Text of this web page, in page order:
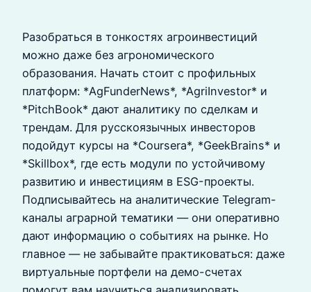
Разобраться в тонкостях агроинвестиций
можно даже без агрономического
образования. Начать стоит с профильных
платформ: *AgFunderNews*, *AgriInvestor* и
*PitchBook* дают аналитику по сделкам и
трендам. Для русскоязычных инвесторов
подойдут курсы на *Coursera*, *GeekBrains* и
*Skillbox*, где есть модули по устойчивому
развитию и инвестициям в ESG-проекты.
Подписывайтесь на аналитические Telegram-
каналы аграрной тематики — они оперативно
дают информацию о событиях на рынке. Но
главное — не забывайте практиковаться: даже
виртуальные портфели на демо-счетах